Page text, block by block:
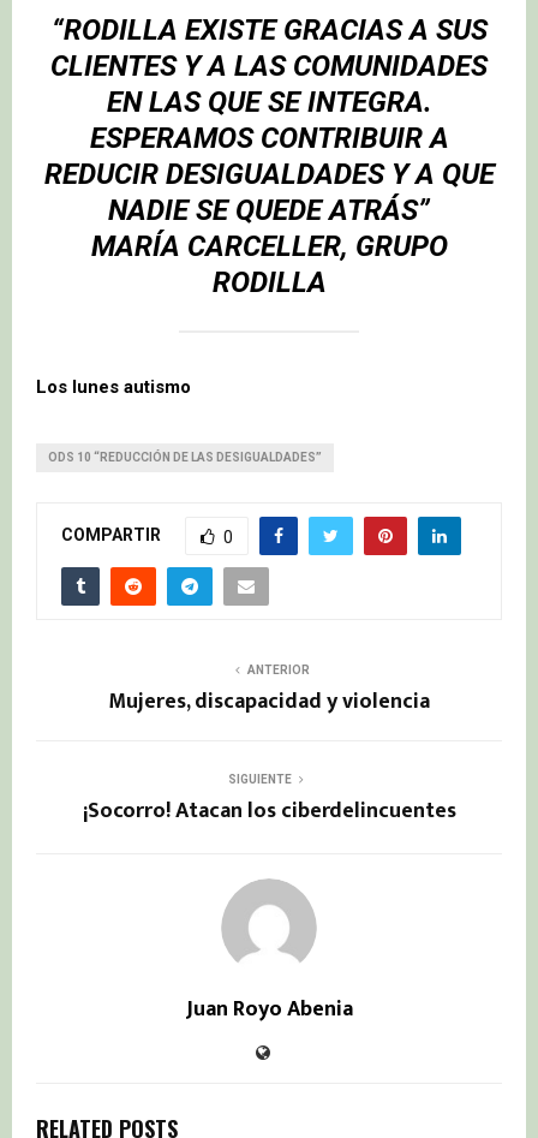
“RODILLA EXISTE GRACIAS A SUS
CLIENTES Y A LAS COMUNIDADES
EN LAS QUE SE INTEGRA.
ESPERAMOS CONTRIBUIR A
REDUCIR DESIGUALDADES Y A QUE
NADIE SE QUEDE ATRÁS”
MARÍA CARCELLER, GRUPO
RODILLA
Los lunes autismo
ODS 10 “REDUCCIÓN DE LAS DESIGUALDADES”
COMPARTIR 0
ANTERIOR
Mujeres, discapacidad y violencia
SIGUIENTE
¡Socorro! Atacan los ciberdelincuentes
Juan Royo Abenia
RELATED POSTS